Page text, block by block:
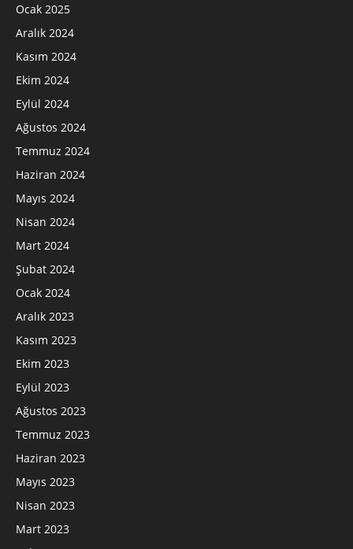
Ocak 2025
Aralık 2024
Kasım 2024
Ekim 2024
Eylül 2024
Ağustos 2024
Temmuz 2024
Haziran 2024
Mayıs 2024
Nisan 2024
Mart 2024
Şubat 2024
Ocak 2024
Aralık 2023
Kasım 2023
Ekim 2023
Eylül 2023
Ağustos 2023
Temmuz 2023
Haziran 2023
Mayıs 2023
Nisan 2023
Mart 2023